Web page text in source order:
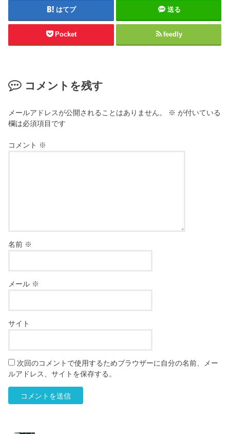
はてブ 送る
Pocket feedly
コメントを残す
メールアドレスが公開されることはありません。 ※ が付いている
欄は必須項目です
コメント ※
名前 ※
メール ※
サイト
次回のコメントで使用するためブラウザーに自分の名前、メー
ルアドレス、サイトを保存する。